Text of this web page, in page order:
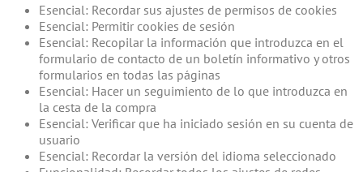
Esencial: Recordar sus ajustes de permisos de cookies
Esencial: Permitir cookies de sesión
Esencial: Recopilar la información que introduzca en el
formulario de contacto de un boletín informativo y otros
formularios en todas las páginas
Esencial: Hacer un seguimiento de lo que introduzca en
la cesta de la compra
Esencial: Verificar que ha iniciado sesión en su cuenta de
usuario
Esencial: Recordar la versión del idioma seleccionado